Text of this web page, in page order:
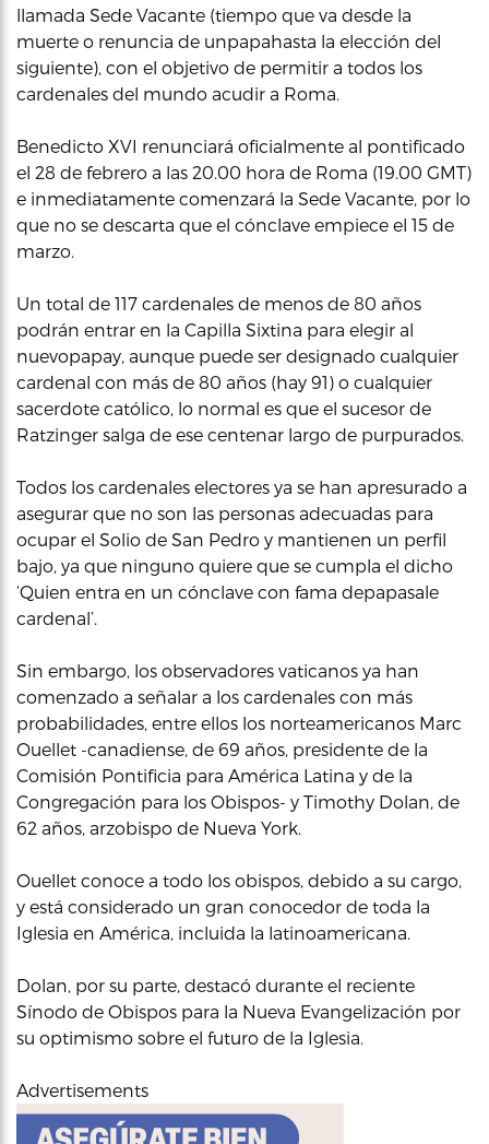
llamada Sede Vacante (tiempo que va desde la
muerte o renuncia de unpapahasta la elección del
siguiente), con el objetivo de permitir a todos los
cardenales del mundo acudir a Roma.
Benedicto XVI renunciará oficialmente al pontificado
el 28 de febrero a las 20.00 hora de Roma (19.00 GMT)
e inmediatamente comenzará la Sede Vacante, por lo
que no se descarta que el cónclave empiece el 15 de
marzo.
Un total de 117 cardenales de menos de 80 años
podrán entrar en la Capilla Sixtina para elegir al
nuevopapay, aunque puede ser designado cualquier
cardenal con más de 80 años (hay 91) o cualquier
sacerdote católico, lo normal es que el sucesor de
Ratzinger salga de ese centenar largo de purpurados.
Todos los cardenales electores ya se han apresurado a
asegurar que no son las personas adecuadas para
ocupar el Solio de San Pedro y mantienen un perfil
bajo, ya que ninguno quiere que se cumpla el dicho
‘Quien entra en un cónclave con fama depapasale
cardenal’.
Sin embargo, los observadores vaticanos ya han
comenzado a señalar a los cardenales con más
probabilidades, entre ellos los norteamericanos Marc
Ouellet -canadiense, de 69 años, presidente de la
Comisión Pontificia para América Latina y de la
Congregación para los Obispos- y Timothy Dolan, de
62 años, arzobispo de Nueva York.
Ouellet conoce a todo los obispos, debido a su cargo,
y está considerado un gran conocedor de toda la
Iglesia en América, incluida la latinoamericana.
Dolan, por su parte, destacó durante el reciente
Sínodo de Obispos para la Nueva Evangelización por
su optimismo sobre el futuro de la Iglesia.
Advertisements